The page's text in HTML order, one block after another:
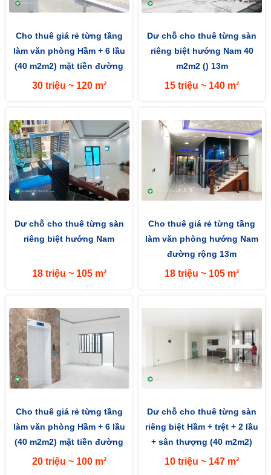
Cho thuê giá rẻ từng tầng
làm văn phòng Hầm + 6 lầu
(40 m2m2) mặt tiền đường
13m hướng Nam
30 triệu ~ 120 m²
Dư chỗ cho thuê từng sàn
riêng biệt hướng Nam 40
m2m2 () 13m
15 triệu ~ 140 m²
Dư chỗ cho thuê từng sàn
riêng biệt hướng Nam
18 triệu ~ 105 m²
Cho thuê giá rẻ từng tầng
làm văn phòng hướng Nam
đường rộng 13m
18 triệu ~ 105 m²
Cho thuê giá rẻ từng tầng
làm văn phòng Hầm + 6 lầu
(40 m2m2) mặt tiền đường
13m hướng Nam
20 triệu ~ 100 m²
Dư chỗ cho thuê từng sàn
riêng biệt Hầm + trệt + 2 lầu
+ sân thượng (40 m2m2)
đường rộng 13m hướng...
10 triệu ~ 147 m²